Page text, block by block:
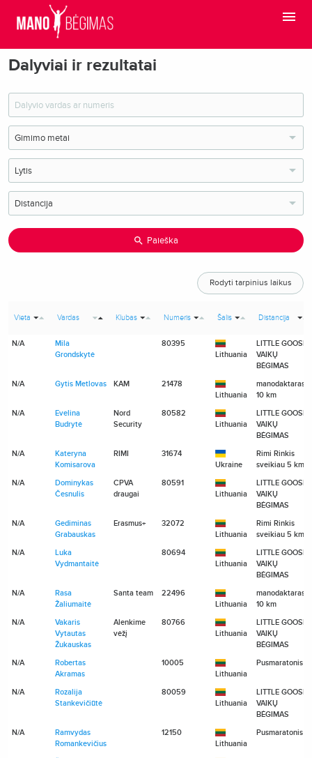
Dalyviai ir rezultatai
Paieška
Rodyti tarpinius laikus
Vieta Vardas Klubas Numeris Šalis Distancija
N/A
Mila
Grondskytė
80395
Lithuania
LITTLE GOOSE
VAIKŲ
BĖGIMAS
N/A
Gytis Metlovas KAM
21478
Lithuania
manodaktaras.lt
10 km
N/A
Evelina
Budrytė
Nord
Security
80582
Lithuania
LITTLE GOOSE
VAIKŲ
BĖGIMAS
N/A
Kateryna
Komisarova
RIMI
31674
Ukraine
Rimi Rinkis
sveikiau 5 km
N/A
Dominykas
Česnulis
CPVA
draugai
80591
Lithuania
LITTLE GOOSE
VAIKŲ
BĖGIMAS
N/A
Gediminas
Grabauskas
Erasmus+
32072
Lithuania
Rimi Rinkis
sveikiau 5 km
N/A
Luka
Vydmantaitė
80694
Lithuania
LITTLE GOOSE
VAIKŲ
BĖGIMAS
N/A
Rasa
Žaliumaitė
Santa team
22496
Lithuania
manodaktaras.lt
10 km
N/A
Vakaris
Vytautas
Žukauskas
Alenkime
vėžį
80766
Lithuania
LITTLE GOOSE
VAIKŲ
BĖGIMAS
N/A
Robertas
Akramas
10005
Lithuania
Pusmaratonis
N/A
Rozalija
Stankevičiūtė
80059
Lithuania
LITTLE GOOSE
VAIKŲ
BĖGIMAS
N/A
Ramvydas
Romankevičius
12150
Lithuania
Pusmaratonis